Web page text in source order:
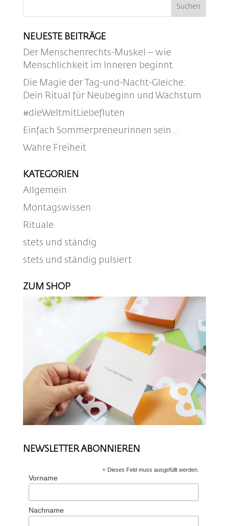
NEUESTE BEITRÄGE
Der Menschenrechts-Muskel – wie
Menschlichkeit im Inneren beginnt
Die Magie der Tag-und-Nacht-Gleiche:
Dein Ritual für Neubeginn und Wachstum
#dieWeltmitLiebefluten
Einfach Sommerpreneurinnen sein…
Wahre Freiheit
KATEGORIEN
Allgemein
Montagswissen
Rituale
stets und ständig
stets und ständig pulsiert
ZUM SHOP
NEWSLETTER ABONNIEREN
* Dieses Feld muss ausgefüllt werden.
Vorname
Nachname